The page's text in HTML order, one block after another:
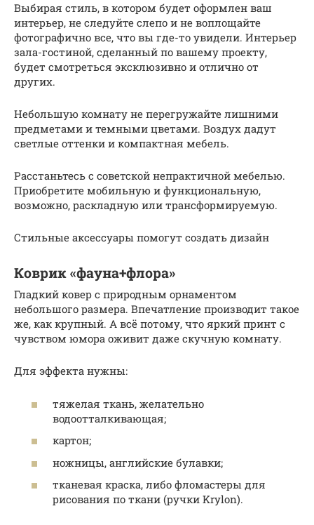
Выбирая стиль, в котором будет оформлен ваш
интерьер, не следуйте слепо и не воплощайте
фотографично все, что вы где-то увидели. Интерьер
зала-гостиной, сделанный по вашему проекту,
будет смотреться эксклюзивно и отлично от
других.
Небольшую комнату не перегружайте лишними
предметами и темными цветами. Воздух дадут
светлые оттенки и компактная мебель.
Расстаньтесь с советской непрактичной мебелью.
Приобретите мобильную и функциональную,
возможно, раскладную или трансформируемую.
Стильные аксессуары помогут создать дизайн
Коврик «фауна+флора»
Гладкий ковер с природным орнаментом
небольшого размера. Впечатление производит такое
же, как крупный. А всё потому, что яркий принт с
чувством юмора оживит даже скучную комнату.
Для эффекта нужны:
тяжелая ткань, желательно
водоотталкивающая;
картон;
ножницы, английские булавки;
тканевая краска, либо фломастеры для
рисования по ткани (ручки Krylon).